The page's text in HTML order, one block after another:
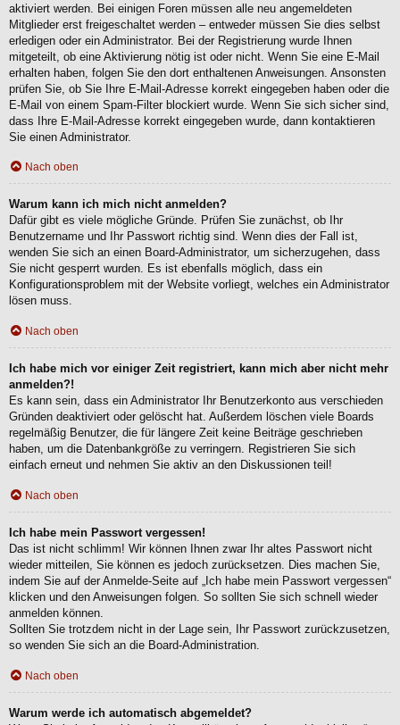
aktiviert werden. Bei einigen Foren müssen alle neu angemeldeten
Mitglieder erst freigeschaltet werden – entweder müssen Sie dies selbst
erledigen oder ein Administrator. Bei der Registrierung wurde Ihnen
mitgeteilt, ob eine Aktivierung nötig ist oder nicht. Wenn Sie eine E-Mail
erhalten haben, folgen Sie den dort enthaltenen Anweisungen. Ansonsten
prüfen Sie, ob Sie Ihre E-Mail-Adresse korrekt eingegeben haben oder die
E-Mail von einem Spam-Filter blockiert wurde. Wenn Sie sich sicher sind,
dass Ihre E-Mail-Adresse korrekt eingegeben wurde, dann kontaktieren
Sie einen Administrator.
Nach oben
Warum kann ich mich nicht anmelden?
Dafür gibt es viele mögliche Gründe. Prüfen Sie zunächst, ob Ihr
Benutzername und Ihr Passwort richtig sind. Wenn dies der Fall ist,
wenden Sie sich an einen Board-Administrator, um sicherzugehen, dass
Sie nicht gesperrt wurden. Es ist ebenfalls möglich, dass ein
Konfigurationsproblem mit der Website vorliegt, welches ein Administrator
lösen muss.
Nach oben
Ich habe mich vor einiger Zeit registriert, kann mich aber nicht mehr
anmelden?!
Es kann sein, dass ein Administrator Ihr Benutzerkonto aus verschieden
Gründen deaktiviert oder gelöscht hat. Außerdem löschen viele Boards
regelmäßig Benutzer, die für längere Zeit keine Beiträge geschrieben
haben, um die Datenbankgröße zu verringern. Registrieren Sie sich
einfach erneut und nehmen Sie aktiv an den Diskussionen teil!
Nach oben
Ich habe mein Passwort vergessen!
Das ist nicht schlimm! Wir können Ihnen zwar Ihr altes Passwort nicht
wieder mitteilen, Sie können es jedoch zurücksetzen. Dies machen Sie,
indem Sie auf der Anmelde-Seite auf „Ich habe mein Passwort vergessen“
klicken und den Anweisungen folgen. So sollten Sie sich schnell wieder
anmelden können.
Sollten Sie trotzdem nicht in der Lage sein, Ihr Passwort zurückzusetzen,
so wenden Sie sich an die Board-Administration.
Nach oben
Warum werde ich automatisch abgemeldet?